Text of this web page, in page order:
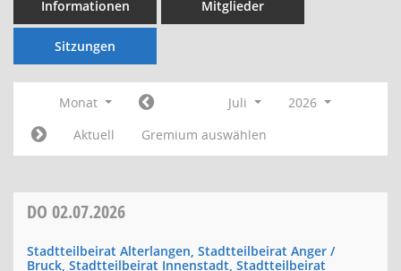
Informationen Mitglieder
Sitzungen
Monat Juli
2026
Aktuell
Gremium auswählen
DO 02.07.2026
Stadtteilbeirat Alterlangen, Stadtteilbeirat Anger /
Bruck, Stadtteilbeirat Innenstadt, Stadtteilbeirat